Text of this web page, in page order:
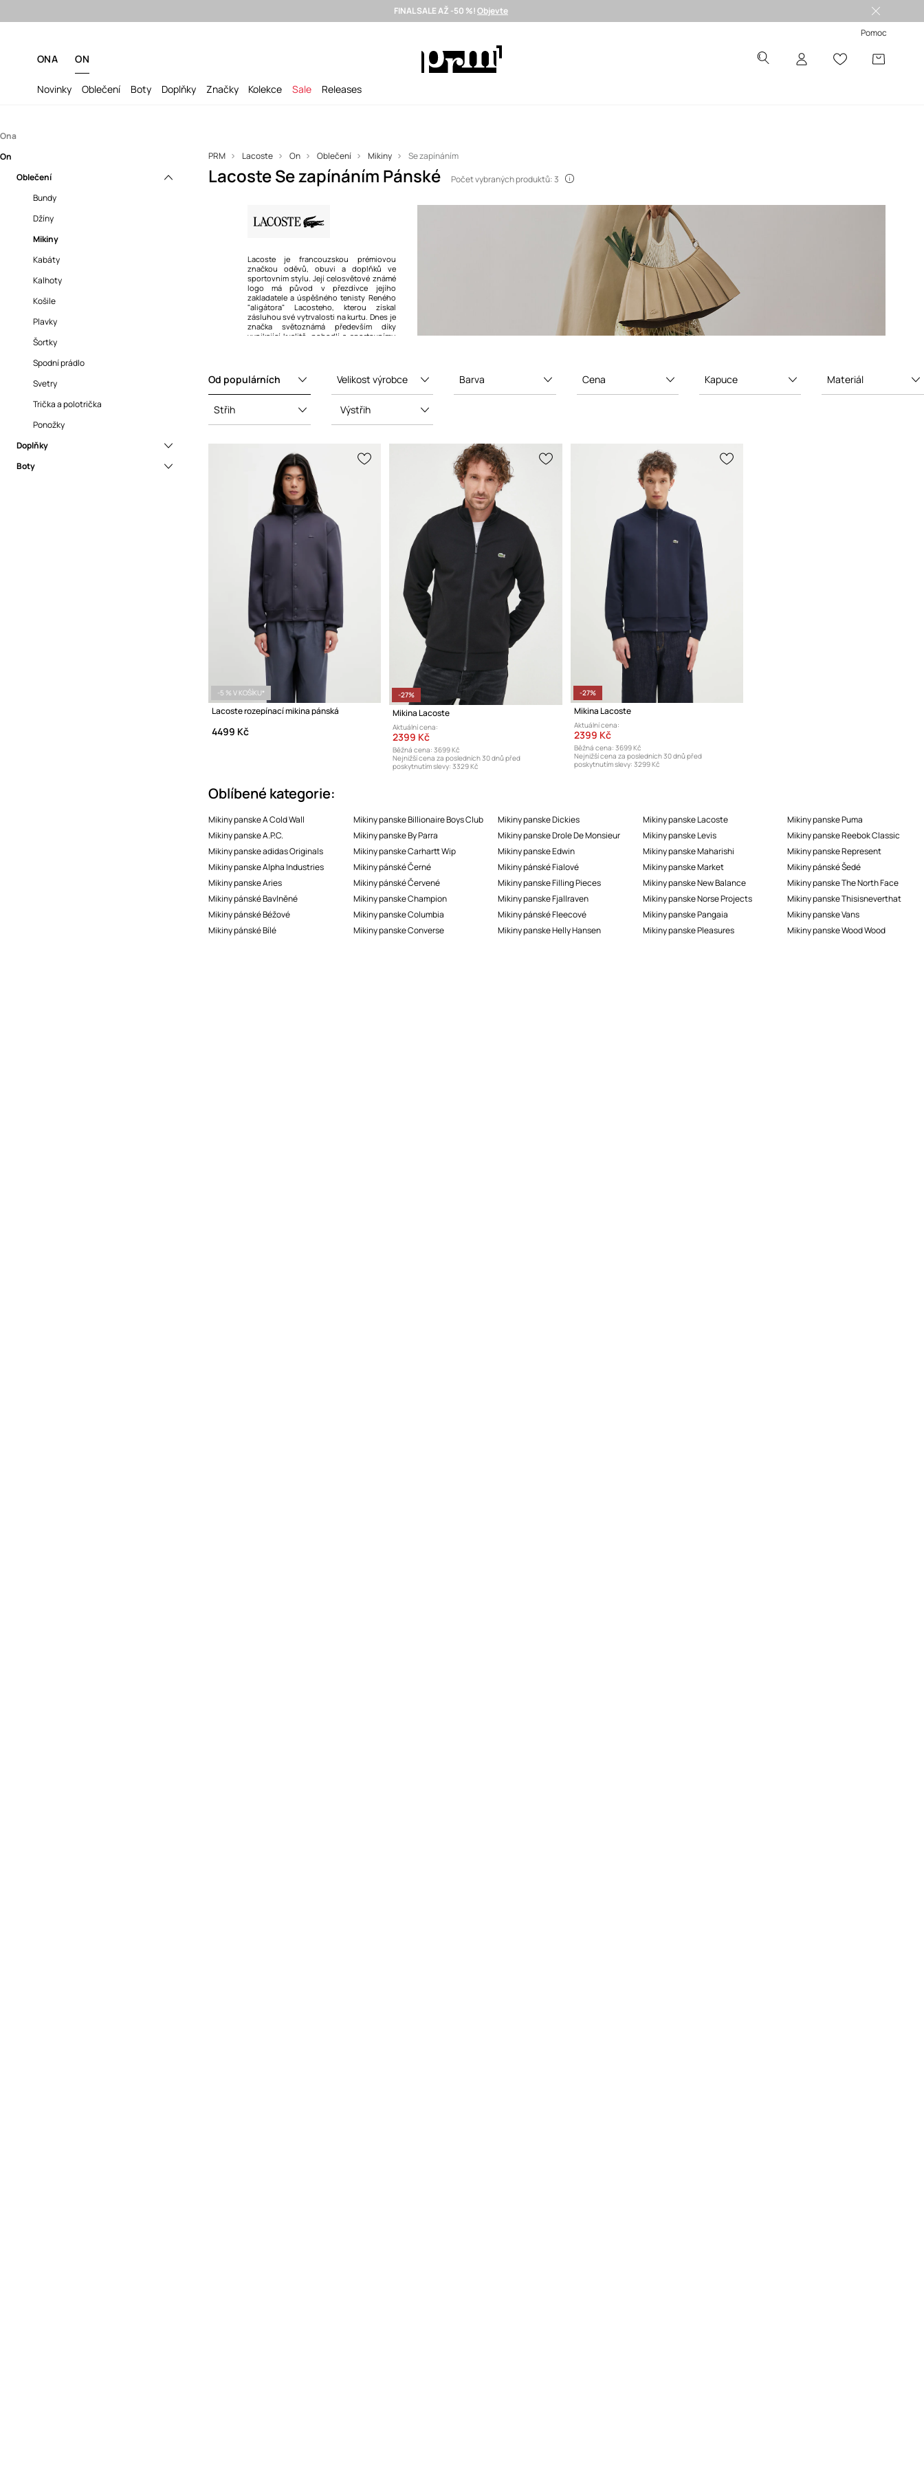
Vybrané prémiové značky >
FINAL SALE AŽ -50 %!Objevte
Pomoc
ONA ON
Novinky Oblečení Boty Doplňky Značky Kolekce Sale Releases
Ona
Bundy
Kabáty
Kalhoty
Košile
Mikiny
Overaly
Spodní prádlo
Sukně
Svetry
Šaty
Šortky
Topy a trička
Ponožky
Doplňky
Batohy
Bižuterie
Čepice a klobouky
Kabelky
Ledvinky
Rukavice
Boty
Tenisky
On
Oblečení
Bundy
Džíny
Mikiny
Kabáty
Kalhoty
Košile
Plavky
Šortky
Spodní prádlo
Svetry
Trička a polotrička
Ponožky
Doplňky
Batohy
Boty
PRM Lacoste On Oblečení Mikiny Se zapínáním
Lacoste Se zapínáním Pánské Počet vybraných produktů: 3
Lacoste je francouzskou prémiovou
značkou oděvů, obuvi a doplňků ve
sportovním stylu. Její celosvětové známé
logo má původ v přezdívce jejího
zakladatele a úspěšného tenisty Reného
"aligátora" Lacosteho, kterou získal
zásluhou své vytrvalosti na kurtu. Dnes je
značka světoznámá především díky
vynikající kvalitě, pohodlí a sportovnímu
Od populárních Velikost výrobce Barva Cena Kapuce Materiál
Střih Výstřih
-5 % V KOŠÍKU*
Lacoste rozepínací mikina pánská
4499 Kč
-27%
Mikina Lacoste
Aktuální cena:
2399 Kč
Běžná cena: 3699 Kč
Nejnižší cena za posledních 30 dnů před
poskytnutím slevy: 3329 Kč
-27%
Mikina Lacoste
Aktuální cena:
2399 Kč
Běžná cena: 3699 Kč
Nejnižší cena za posledních 30 dnů před
poskytnutím slevy: 3299 Kč
Oblíbené kategorie:
Mikiny panske A Cold Wall
Mikiny panske A.P.C.
Mikiny panske adidas Originals
Mikiny panske Alpha Industries
Mikiny panske Aries
Mikiny pánské Bavlněné
Mikiny pánské Béžové
Mikiny pánské Bílé
Mikiny panske Billionaire Boys Club
Mikiny panske By Parra
Mikiny panske Carhartt Wip
Mikiny pánské Černé
Mikiny pánské Červené
Mikiny panske Champion
Mikiny panske Columbia
Mikiny panske Converse
Mikiny panske Dickies
Mikiny panske Drole De Monsieur
Mikiny panske Edwin
Mikiny pánské Fialové
Mikiny panske Filling Pieces
Mikiny panske Fjallraven
Mikiny pánské Fleecové
Mikiny panske Helly Hansen
Mikiny panske Lacoste
Mikiny panske Levis
Mikiny panske Maharishi
Mikiny panske Market
Mikiny panske New Balance
Mikiny panske Norse Projects
Mikiny panske Pangaia
Mikiny panske Pleasures
Mikiny panske Puma
Mikiny panske Reebok Classic
Mikiny panske Represent
Mikiny pánské Šedé
Mikiny panske The North Face
Mikiny panske Thisisneverthat
Mikiny panske Vans
Mikiny panske Wood Wood